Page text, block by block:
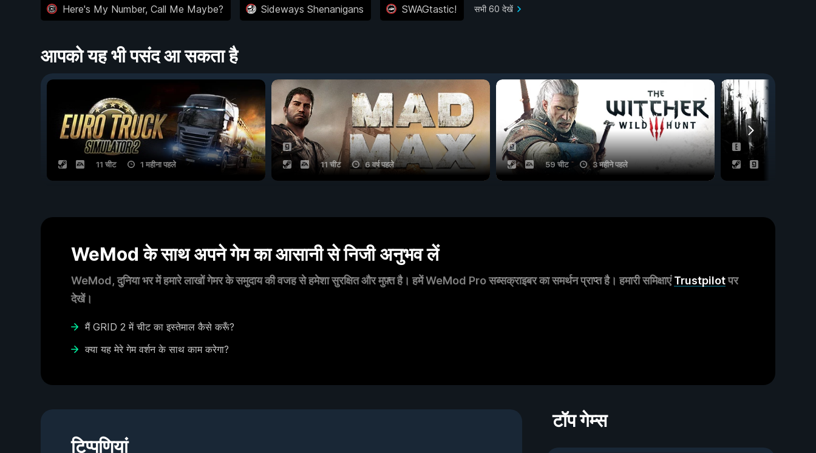
Here's My Number, Call Me Maybe? Sideways Shenanigans SWAGtastic! सभी 60 देखें
आपको यह भी पसंद आ सकता है
11 चीट 1 महीना पहले 11 चीट 6 वर्ष पहले 59 चीट 3 महीने पहले
WeMod के साथ अपने गेम का आसानी से निजी अनुभव लें
WeMod, दुनिया भर में हमारे लाखों गेमर के समुदाय की वजह से हमेशा सुरक्षित और मुफ़्त है। हमें WeMod Pro सब्सक्राइबर का समर्थन प्राप्त है। हमारी समिक्षाएंTrustpilotपर
देखें।
मैं GRID 2 में चीट का इस्तेमाल कैसे करूँ?
क्या यह मेरे गेम वर्शन के साथ काम करेगा?
टिप्पणियां
टॉप गेम्स